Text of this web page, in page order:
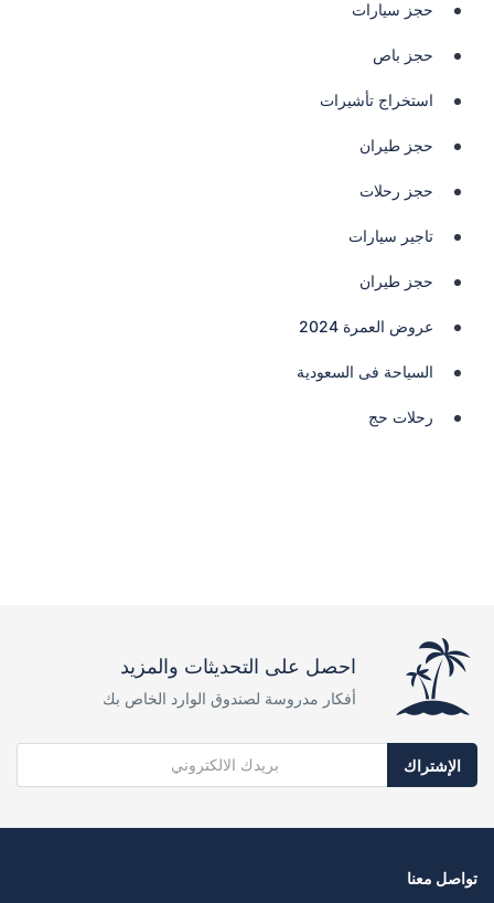
حجز سيارات
حجز باص
استخراج تأشيرات
حجز طيران
حجز رحلات
تاجير سيارات
حجز طيران
عروض العمرة 2024
السياحة فى السعودية
رحلات حج
احصل على التحديثات والمزيد
أفكار مدروسة لصندوق الوارد الخاص بك
الإشتراك
تواصل معنا